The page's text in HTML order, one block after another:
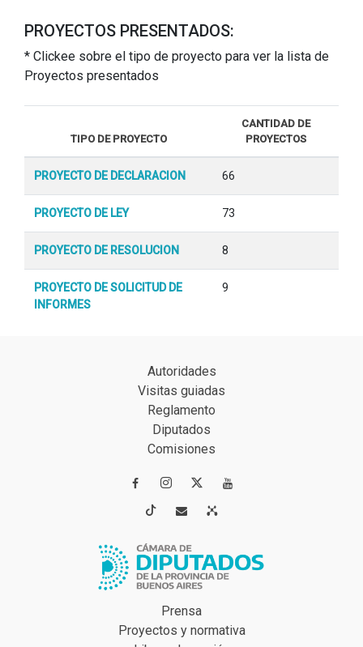
PROYECTOS PRESENTADOS:
* Clickee sobre el tipo de proyecto para ver la lista de
Proyectos presentados
TIPO DE PROYECTO
CANTIDAD DE
PROYECTOS
PROYECTO DE DECLARACION 66
PROYECTO DE LEY 73
PROYECTO DE RESOLUCION 8
PROYECTO DE SOLICITUD DE
INFORMES
9
Autoridades
Visitas guiadas
Reglamento
Diputados
Comisiones
 
 
Prensa
Proyectos y normativa